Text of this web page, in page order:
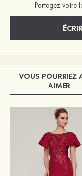
Partagez votre
VOUS POURRIEZ
AIMER